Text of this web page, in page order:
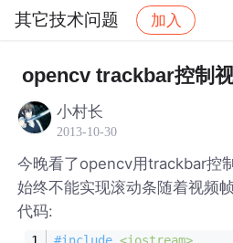
其它技术问题 加入
其它技术问题 帖子
opencv trackbar控制
小村长
2013-10-30
今晚看了opencv用trackbar控
始终不能实现滚动条随着视频
代码: